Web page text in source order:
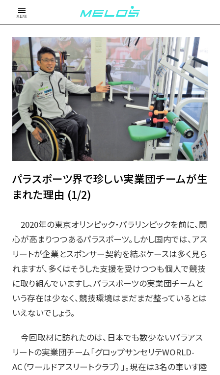
MENU
パラスポーツ界で珍しい実業団チームが生
まれた理由 (1/2)
2020年の東京オリンピック・パラリンピックを前に、関
心が高まりつつあるパラスポーツ。しかし国内では、アス
リートが企業とスポンサー契約を結ぶケースは多く見ら
れますが、多くはそうした支援を受けつつも個人で競技
に取り組んでいますし、パラスポーツの実業団チームと
いう存在は少なく、競技環境はまだまだ整っているとは
いえないでしょう。
今回取材に訪れたのは、日本でも数少ないパラアス
リートの実業団チーム「グロップサンセリテWORLD-
AC（ワールドアスリートクラブ）」。現在は3名の車いす陸